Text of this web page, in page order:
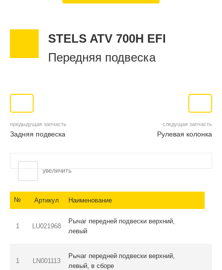
STELS ATV 700H EFI
Передняя подвеска
предыдущая запчасть
Задняя подвеска
следущая запчасть
Рулевая колонка
увеличить
№ Артикул Наименование
1 LU021968
Рычаг передней подвески верхний,
левый
1 LN001113
Рычаг передней подвески верхний,
левый, в сборе